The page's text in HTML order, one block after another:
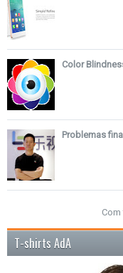
Color
Problemas
T-shirts AdA